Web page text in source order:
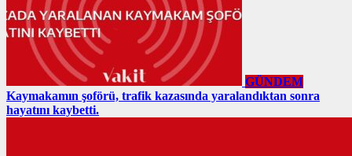
GÜNDEM
Kaymakamın şoförü, trafik kazasında yaralandıktan sonra
hayatını kaybetti.